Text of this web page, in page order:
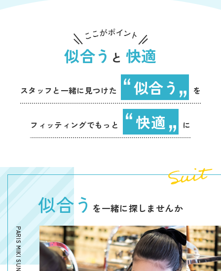
似合う と 快適
スタッフと一緒に見つけた 似合う を
フィッティングでもっと 快適 に
似合う を一緒に探しませんか